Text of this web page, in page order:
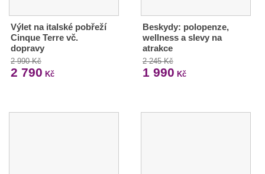
Výlet na italské pobřeží
Cinque Terre vč.
dopravy
2 990 Kč
2 790 Kč
Beskydy: polopenze,
wellness a slevy na
atrakce
2 245 Kč
1 990 Kč